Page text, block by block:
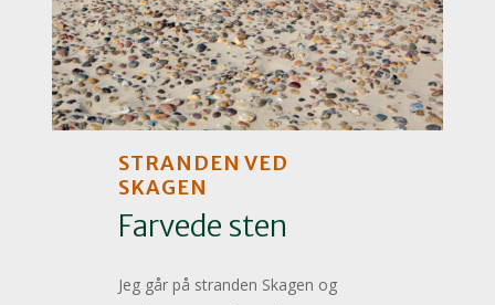
STRANDEN VED
SKAGEN
Farvede sten
Jeg går på stranden Skagen og